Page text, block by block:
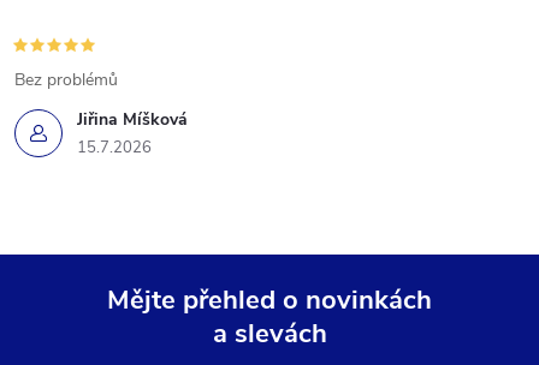
Jiřina Míšková
15.7.2026
Bez problémů
Mějte přehled o novinkách
a slevách